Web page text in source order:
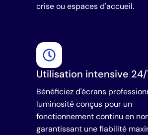
crise ou espaces d'accueil.
Utilisation intensive
Bénéficiez d'écrans
luminosité conçus pour un
fonctionnement continu en
garantissant une fiabilité